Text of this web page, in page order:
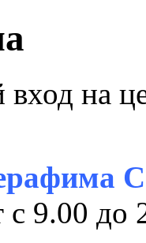
на
9.00 до